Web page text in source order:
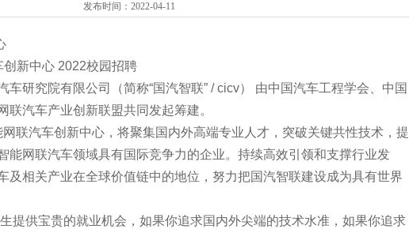
发布时间： 2022-04-11
新中心 2022校园招聘
车研究院有限公司（简称“国汽智联” / cicv） 由中国汽车工程学会、中国
联汽车产业创新联盟共同发起筹建。
联汽车创新中心，将聚集国内外高端专业人才，突破关键共性技术，提
能网联汽车领域具有国际竞争力的企业。持续高效引领和支撑行业发
及相关产业在全球价值链中的地位，努力把国汽智联建设成为具有世界
提供宝贵的就业机会，如果你追求国内外尖端的技术水准，如果你追求